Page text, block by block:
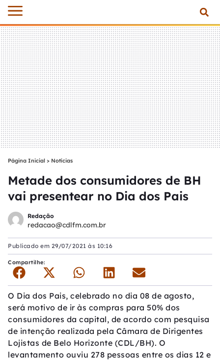
Página Inicial > Notícias
Metade dos consumidores de BH
vai presentear no Dia dos Pais
Redação
redacao@cdlfm.com.br
Publicado em 29/07/2021 às 10:16
Compartilhe:
O Dia dos Pais, celebrado no dia 08 de agosto,
será motivo de ir às compras para 50% dos
consumidores da capital, de acordo com pesquisa
de intenção realizada pela Câmara de Dirigentes
Lojistas de Belo Horizonte (CDL/BH). O
levantamento ouviu 278 pessoas entre os dias 12 e